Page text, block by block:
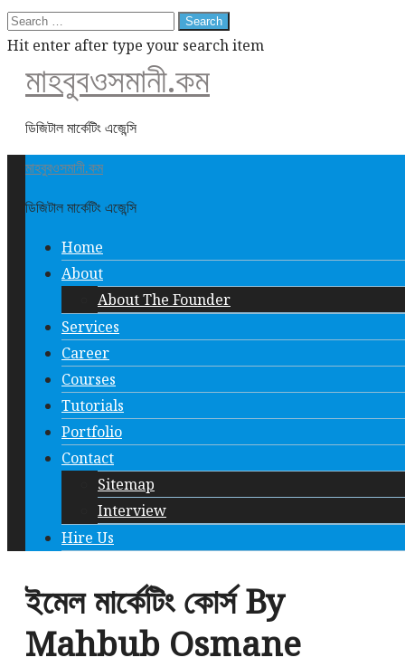
Search
for:
Hit enter after type your search item
মাহবুবওসমানী.কম
ডিজিটাল মার্কেটিং এজেন্সি
মাহবুবওসমানী.কম
ডিজিটাল মার্কেটিং এজেন্সি
Home
About
About The Founder
Services
Career
Courses
Tutorials
Portfolio
Contact
Sitemap
Interview
Hire Us
ইমেল মার্কেটিং কোর্স By
Mahbub Osmane